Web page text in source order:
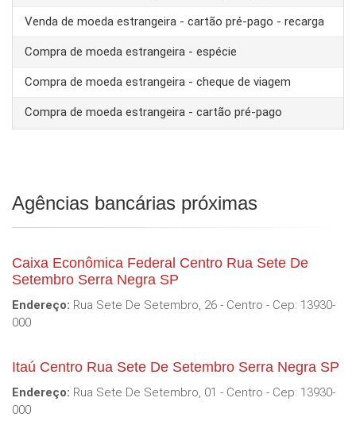
Venda de moeda estrangeira - cartão pré-pago - recarga
Compra de moeda estrangeira - espécie
Compra de moeda estrangeira - cheque de viagem
Compra de moeda estrangeira - cartão pré-pago
Agências bancárias próximas
Caixa Econômica Federal Centro Rua Sete De
Setembro Serra Negra SP
Endereço: Rua Sete De Setembro, 26 - Centro - Cep: 13930-
000
Itaú Centro Rua Sete De Setembro Serra Negra SP
Endereço: Rua Sete De Setembro, 01 - Centro - Cep: 13930-
000